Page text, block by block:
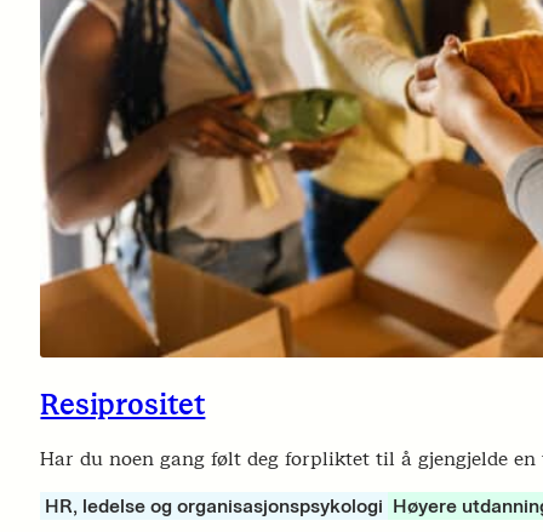
Resiprositet
Har du noen gang følt deg forpliktet til å gjengjelde
HR, ledelse og organisasjonspsykologi Høyere